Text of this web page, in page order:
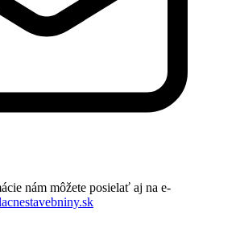
nám môžete posielať aj na e-